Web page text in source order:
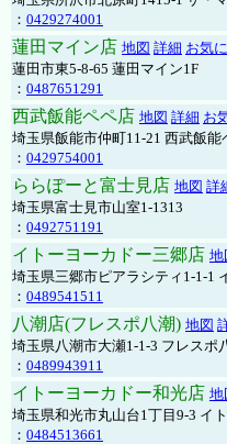
： 0429274001
蓮田マイン店 地図 詳細 お気
蓮田市東5-8-65 蓮田マイン1F
： 0487651291
西武飯能ペペ店 地図 詳細 お
埼玉県飯能市仲町11-21 西武飯能
： 0429754001
ららぽーと富士見店 地図 詳
埼玉県富士見市山室1-1313
： 0492751191
イトーヨーカドー三郷店 地
埼玉県三郷市ピアラシティ1-1-1
： 0489541511
八潮店(フレスポ八潮) 地図
埼玉県八潮市大瀬1-1-3 フレスポ
： 0489943911
イトーヨーカドー和光店 地
埼玉県和光市丸山台1丁目9-3 イ
： 0484513661